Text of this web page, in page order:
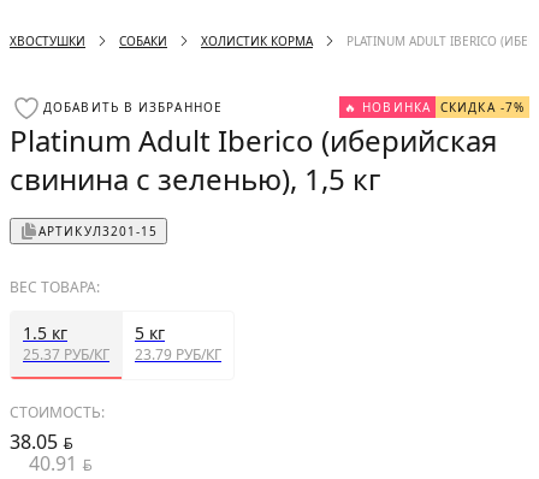
ХВОСТУШКИ СОБАКИ ХОЛИСТИК КОРМА PLATINUM ADULT IBERICO
ДОБАВИТЬ В ИЗБРАННОЕ 🔥 НОВИНКА СКИДКА -7%
Platinum Adult Iberico (иберийская
свинина с зеленью), 1,5 кг
АРТИКУЛ3201-15
ВЕС ТОВАРА:
1.5 кг
25.37 РУБ/КГ
5 кг
23.79 РУБ/КГ
СТОИМОСТЬ:
38.05 BYN
40.91 BYN